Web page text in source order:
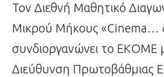
Τον Διεθνή Μαθητικό
Μικρού Μήκους «Cinema…
συνδιοργανώνει το EKOME
Διεύθυνση Πρωτοβάθμιας